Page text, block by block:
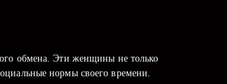
обмена. Эти женщины не только
нормы своего времени.